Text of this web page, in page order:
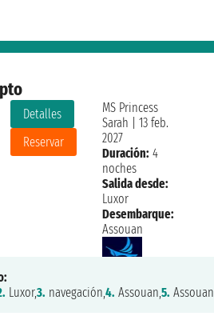
Detalles
Reservar
MS Princess
Sarah
13 feb.
2027
Duración: 4
noches
Salida desde:
Luxor
Desembarque:
Assouan
Luxor,3. navegación,4. Assouan,5. Assouan